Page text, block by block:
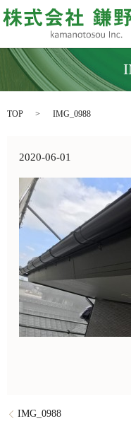
TOP IMG_0988
2020-06-01
IMG_0988